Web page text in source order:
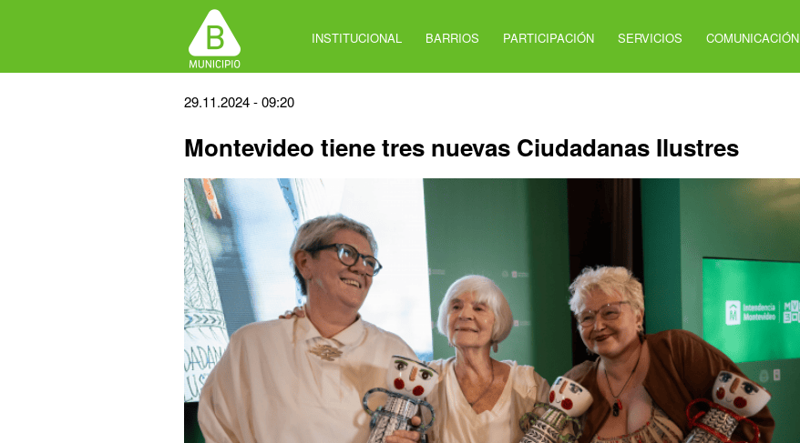
INSTITUCIONAL BARRIOS PARTICIPACIÓN SERVICIOS COMUNICACIÓN
Back
top
29.11.2024 - 09:20
Montevideo tiene tres nuevas Ciudadanas Ilustres